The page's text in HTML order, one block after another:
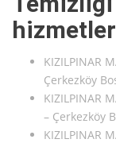
KIZILPINAR
Çerkezköy
KIZILPINAR
– Çerkezköy
KIZILPINAR